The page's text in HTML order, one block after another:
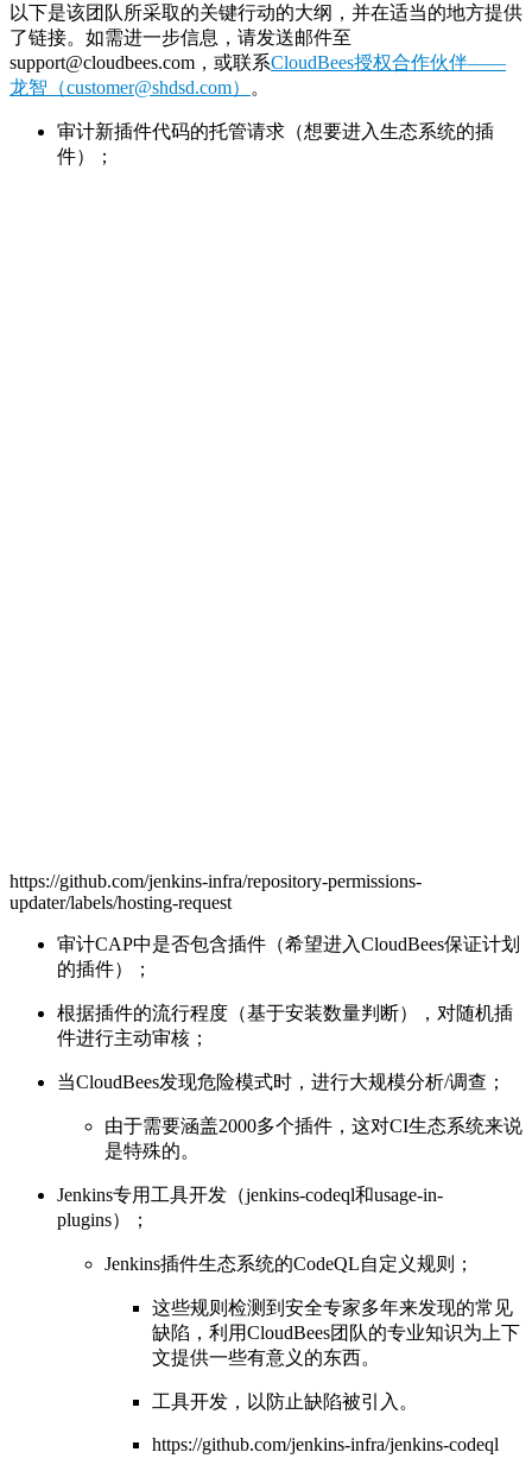
以下是该团队所采取的关键行动的大纲，并在适当的地方提供
了链接。如需进一步信息，请发送邮件至
support@cloudbees.com，或联系CloudBees授权合作伙伴——
龙智（customer@shdsd.com）
。
审计新插件代码的托管请求（想要进入生态系统的插
件）；
https://github.com/jenkins-infra/repository-permissions-
updater/labels/hosting-request
审计CAP中是否包含插件（希望进入CloudBees保证计划
的插件）；
根据插件的流行程度（基于安装数量判断），对随机插
件进行主动审核；
当CloudBees发现危险模式时，进行大规模分析/调查；
由于需要涵盖2000多个插件，这对CI生态系统来说
是特殊的。
Jenkins专用工具开发（jenkins-codeql和usage-in-
plugins）；
Jenkins插件生态系统的CodeQL自定义规则；
这些规则检测到安全专家多年来发现的常见
缺陷，利用CloudBees团队的专业知识为上下
文提供一些有意义的东西。
工具开发，以防止缺陷被引入。
https://github.com/jenkins-infra/jenkins-codeql